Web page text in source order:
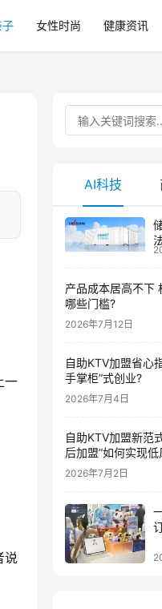
子 女性时尚 健康资讯
一
说
AI科技
产品成本居高不下
哪些门槛?
2026年7月12日
自助KTV加盟省心
手掌柜”式创业?
2026年7月4日
自助KTV加盟新范
后加盟”如何实现低
2026年7月2日